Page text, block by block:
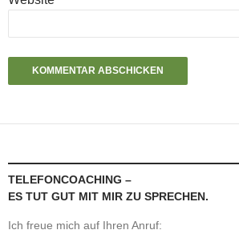
TELEFONCOACHING –
ES TUT GUT MIT MIR ZU SPRECHEN.
Ich freue mich auf Ihren Anruf: